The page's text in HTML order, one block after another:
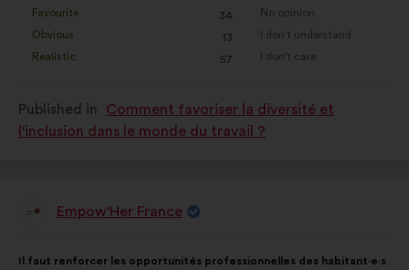
:
as:
Favourite
: 34
times
Obvious
: 13
times
Realistic
: 57
times
neutral
:
as:
No opinion
:times
I don't understand
:times
I don't care
:times
Published in
Comment favoriser la diversité et
l'inclusion dans le monde du travail ?
ProposalEmpow'Her France
Il faut renforcer les opportunités professionnelles des habitant·e·s